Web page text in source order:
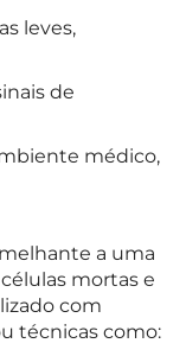
leves,
de
médico,
a uma
mortas e
com
técnicas como: